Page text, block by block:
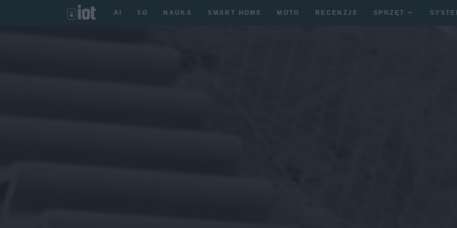
AI 5G NAUKA SMART HOME MOTO RECENZJE SPRZĘT